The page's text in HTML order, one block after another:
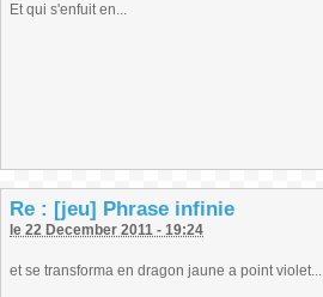
Et qui s'enfuit en...
Re : [jeu] Phrase infinie
le 22 December 2011 - 19:24
et se transforma en dragon jaune a point violet...